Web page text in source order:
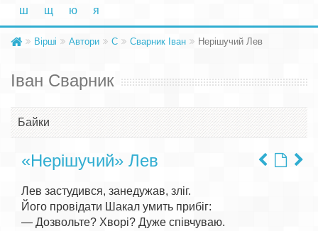
ш щ ю я
Вірші Автори С Сварник Іван Нерішучий Лев
Іван Сварник
Байки
«Нерішучий» Лев
Лев застудився, занедужав, зліг.
Його провідати Шакал умить прибіг:
— Дозвольте? Хворі? Дуже співчуваю.